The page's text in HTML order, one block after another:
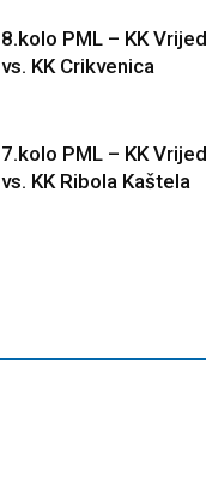
8.kolo PML – KK
vs. KK Crikvenica
7.kolo PML – KK
vs. KK Ribola Kaštela